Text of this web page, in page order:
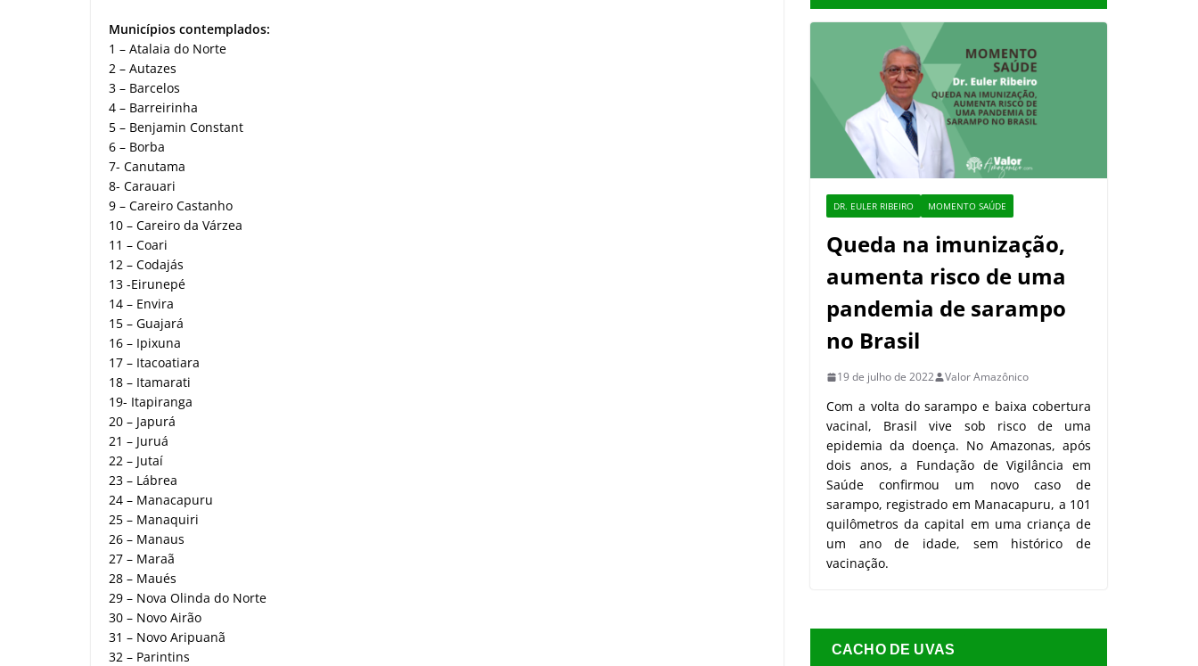
Municípios contemplados:
1 – Atalaia do Norte
2 – Autazes
3 – Barcelos
4 – Barreirinha
5 – Benjamin Constant
6 – Borba
7- Canutama
8- Carauari
9 – Careiro Castanho
10 – Careiro da Várzea
11 – Coari
12 – Codajás
13 -Eirunepé
14 – Envira
15 – Guajará
16 – Ipixuna
17 – Itacoatiara
18 – Itamarati
19- Itapiranga
20 – Japurá
21 – Juruá
22 – Jutaí
23 – Lábrea
24 – Manacapuru
25 – Manaquiri
26 – Manaus
27 – Maraã
28 – Maués
29 – Nova Olinda do Norte
30 – Novo Airão
31 – Novo Aripuanã
32 – Parintins
DR. EULER RIBEIRO MOMENTO SAÚDE
Queda na imunização,
aumenta risco de uma
pandemia de sarampo
no Brasil
19 de julho de 2022 Valor Amazônico
Com a volta do sarampo e baixa cobertura
vacinal, Brasil vive sob risco de uma
epidemia da doença. No Amazonas, após
dois anos, a Fundação de Vigilância em
Saúde confirmou um novo caso de
sarampo, registrado em Manacapuru, a 101
quilômetros da capital em uma criança de
um ano de idade, sem histórico de
vacinação.
CACHO DE UVAS